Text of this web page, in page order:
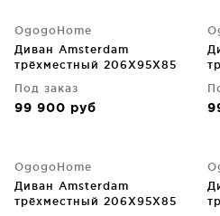
OgogoHome
Диван Amsterdam
трёхместный 206X95X85
Под заказ
99 900 руб
OgogoHome
Диван Amsterdam
трёхместный 206X95X85